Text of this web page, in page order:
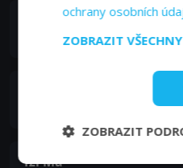
William Lok
Tzi Ma
ochrany osobních
ZOBRAZIT
ZOBRAZIT